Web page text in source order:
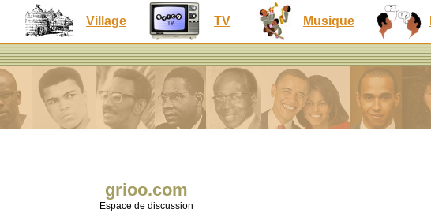
Village TV Musique
grioo.com
Espace de discussion